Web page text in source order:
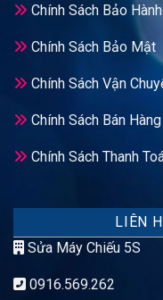
Chính Sách Bảo Hành
Chính Sách Bảo Mật
Chính Sách Vận
Chính Sách Bán Hàng
Chính Sách Thanh
LIÊN
Sửa Máy Chiếu 5S
0916.569.262